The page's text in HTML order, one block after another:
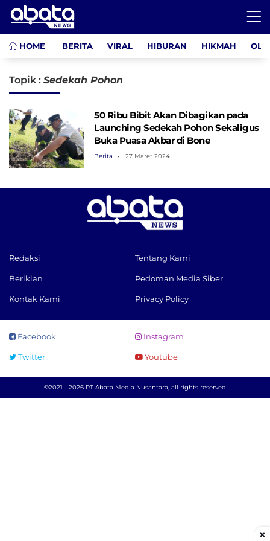
HOME BERITA VIRAL HIBURAN HIKMAH
Topik : Sedekah Pohon
50 Ribu Bibit Akan Dibagikan pada
Launching Sedekah Pohon Sekaligus
Buka Puasa Akbar di Bone
Berita 27 Maret 2024
Redaksi Tentang Kami
Beriklan Pedoman Media Siber
Kontak Kami Privacy Policy
Facebook Instagram
Twitter Youtube
©2021 - 2026 PT Abata Media Nusantara, all rights reserved
×